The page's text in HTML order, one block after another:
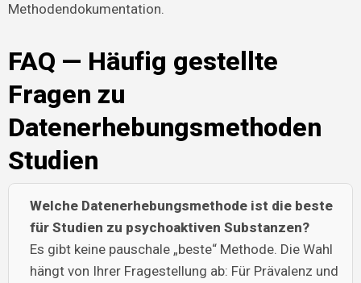
Methodendokumentation.
FAQ — Häufig gestellte
Fragen zu
Datenerhebungsmethoden
Studien
Welche Datenerhebungsmethode ist die beste
für Studien zu psychoaktiven Substanzen?
Es gibt keine pauschale „beste“ Methode. Die Wahl
hängt von Ihrer Fragestellung ab: Für Prävalenz und